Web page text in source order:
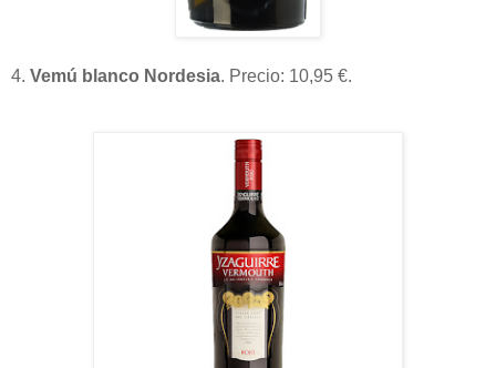
4. Vemú blanco Nordesia. Precio: 10,95 €.